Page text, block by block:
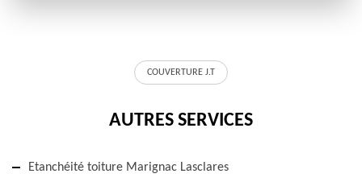
COUVERTURE J.T
AUTRES SERVICES
Etanchéité toiture Marignac Lasclares